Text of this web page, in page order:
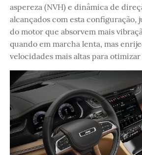
aspereza (NVH) e dinâmica de
alcançados com esta configuração,
do motor que absorvem mais
quando em marcha lenta, mas
velocidades mais altas para